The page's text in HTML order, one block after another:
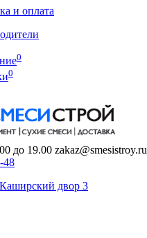
и оплата
0
0
до 19.00 zakaz@smesistroy.ru
48
двор 3